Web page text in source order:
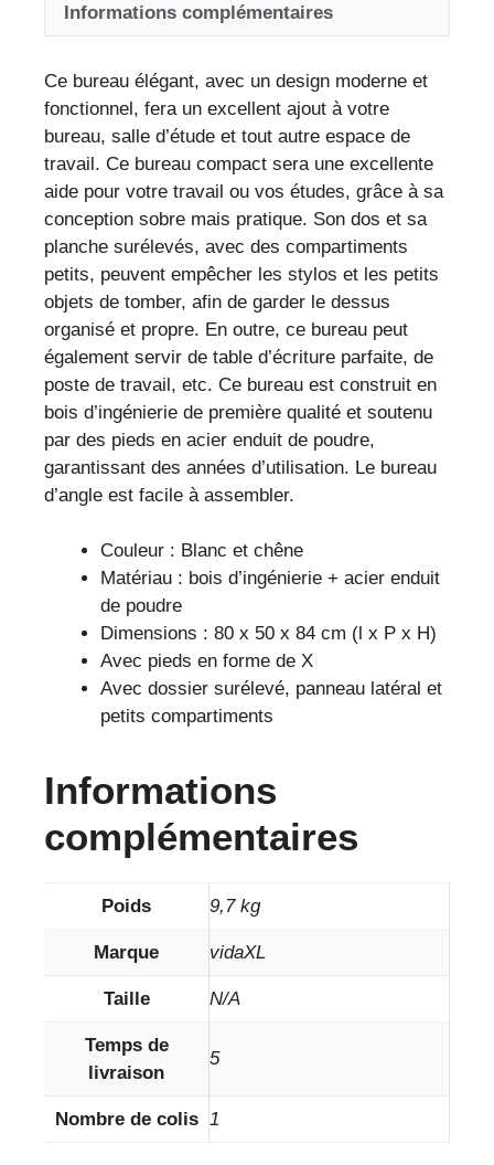
avec
pratiques
Informations complémentaires
Ce bureau élégant, avec un design moderne et
fonctionnel, fera un excellent ajout à votre
bureau, salle d’étude et tout autre espace de
travail. Ce bureau compact sera une excellente
aide pour votre travail ou vos études, grâce à sa
conception sobre mais pratique. Son dos et sa
planche surélevés, avec des compartiments
petits, peuvent empêcher les stylos et les petits
objets de tomber, afin de garder le dessus
organisé et propre. En outre, ce bureau peut
également servir de table d’écriture parfaite, de
poste de travail, etc. Ce bureau est construit en
bois d’ingénierie de première qualité et soutenu
par des pieds en acier enduit de poudre,
garantissant des années d’utilisation. Le bureau
d’angle est facile à assembler.
Couleur : Blanc et chêne
Matériau : bois d’ingénierie + acier enduit
de poudre
Dimensions : 80 x 50 x 84 cm (l x P x H)
Avec pieds en forme de X
Avec dossier surélevé, panneau latéral et
petits compartiments
Informations
complémentaires
Poids 9,7 kg
Marque vidaXL
Taille N/A
Temps de
livraison
5
Nombre de colis 1